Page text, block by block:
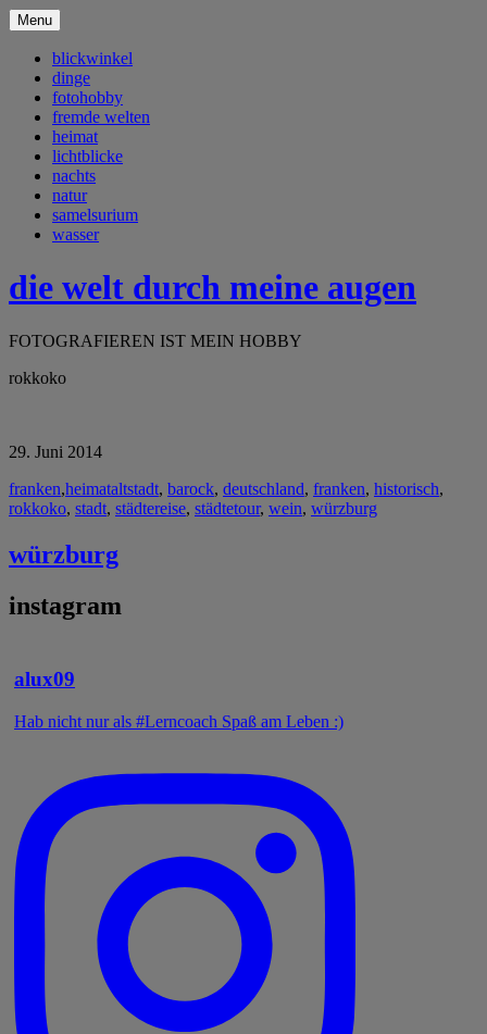
Menu
blickwinkel
dinge
fotohobby
fremde welten
heimat
lichtblicke
nachts
natur
samelsurium
wasser
die welt durch meine augen
FOTOGRAFIEREN IST MEIN HOBBY
rokkoko
29. Juni 2014
franken,heimataltstadt, barock, deutschland, franken, historisch,
rokkoko, stadt, städtereise, städtetour, wein, würzburg
würzburg
instagram
alux09
Hab nicht nur als #Lerncoach Spaß am Leben :)